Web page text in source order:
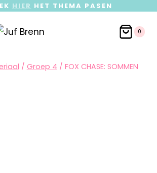
HIER HET THEMA PASEN
0
/ Groep 4 / FOX CHASE: SOMMEN